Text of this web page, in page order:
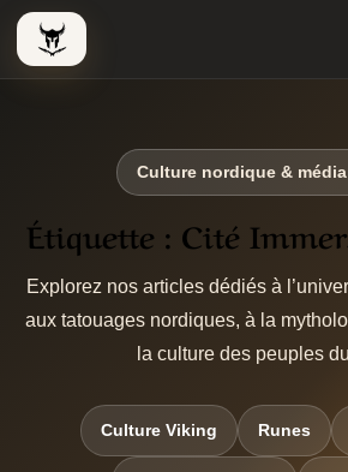
Le Viking Couteau
Culture nordique &
Étiquette : Cité
Explorez nos articles dédiés à
aux tatouages nordiques, à la
la culture des peuples
Culture Viking Runes